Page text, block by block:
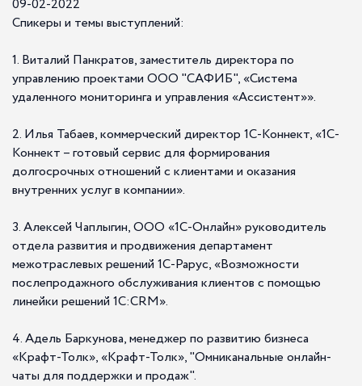
09-02-2022
Спикеры и темы выступлений:
1. Виталий Панкратов, заместитель директора по
управлению проектами ООО "САФИБ", «Система
удаленного мониторинга и управления «Ассистент»».
2. Илья Табаев, коммерческий директор 1С-Коннект, «1С-
Коннект – готовый сервис для формирования
долгосрочных отношений с клиентами и оказания
внутренних услуг в компании».
3. Алексей Чаплыгин, ООО «1С-Онлайн» руководитель
отдела развития и продвижения департамент
межотраслевых решений 1С-Рарус, «Возможности
послепродажного обслуживания клиентов с помощью
линейки решений 1С:CRM».
4. Адель Баркунова, менеджер по развитию бизнеса
«Крафт-Толк», «Крафт-Толк», "Омниканальные онлайн-
чаты для поддержки и продаж".